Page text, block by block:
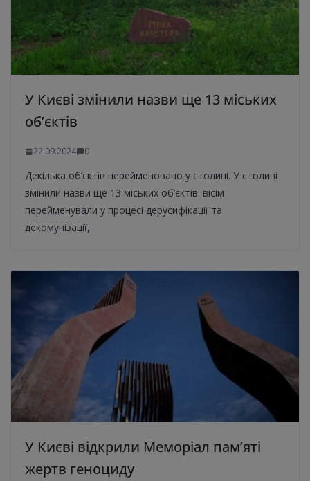
У Києві змінили назви ще 13 міських
об’єктів
22.09.2024 0
Декілька об’єктів перейменовано у столиці. У столиці
змінили назви ще 13 міських об’єктів: вісім
перейменували у процесі дерусифікації та
декомунізації,
У Києві відкрили Меморіал пам’яті
жертв геноциду